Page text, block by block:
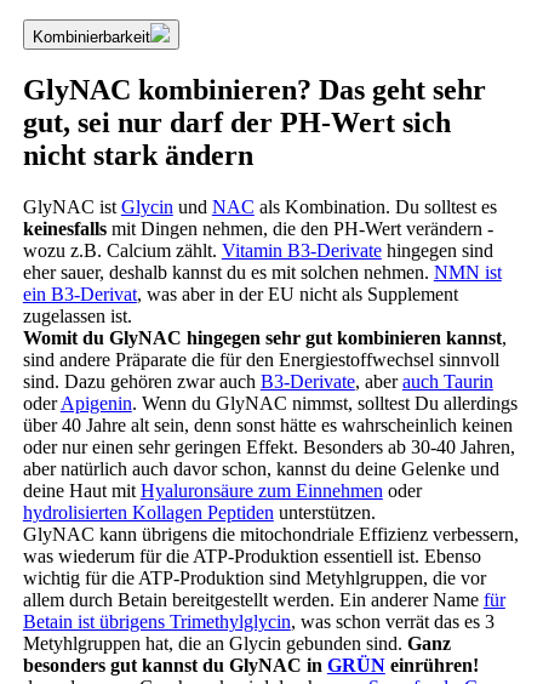
Kombinierbarkeit
GlyNAC kombinieren? Das geht sehr
gut, sei nur darf der PH-Wert sich
nicht stark ändern
GlyNAC ist Glycin und NAC als Kombination. Du solltest es
keinesfallsmit Dingen nehmen, die den PH-Wert verändern -
wozu z.B. Calcium zählt. Vitamin B3-Derivatehingegen sind
eher sauer, deshalb kannst du es mit solchen nehmen. NMN ist
ein B3-Derivat, was aber in der EU nicht als Supplement
zugelassen ist.
Womit du GlyNAC hingegen sehr gut kombinieren kannst,
sind andere Präparate die für den Energiestoffwechsel sinnvoll
sind. Dazu gehören zwar auch B3-Derivate, aberauch Taurin
oderApigenin. Wenn du GlyNAC nimmst, solltest Du allerdings
über 40 Jahre alt sein, denn sonst hätte es wahrscheinlich keinen
oder nur einen sehr geringen Effekt. Besonders ab 30-40 Jahren,
aber natürlich auch davor schon, kannst du deine Gelenke und
deine Haut mit Hyaluronsäure zum Einnehmen oder
hydrolisierten Kollagen Peptiden unterstützen.
GlyNAC kann übrigens die mitochondriale Effizienz verbessern,
was wiederum für die ATP-Produktion essentiell ist. Ebenso
wichtig für die ATP-Produktion sind Metyhlgruppen, die vor
allem durch Betain bereitgestellt werden. Ein anderer Name für
Betain ist übrigens Trimethylglycin, was schon verrät das es 3
Metyhlgruppen hat, die an Glycin gebunden sind. Ganz
besonders gut kannst du GlyNAC in GRÜNeinrühren!